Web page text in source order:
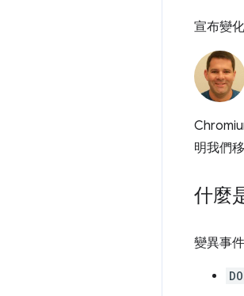
宣布變
明我們
什麼
變異事